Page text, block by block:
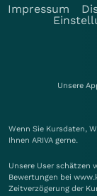
Impressum
Unsere
Wenn Sie Kursdaten,
Ihnen ARIVA gerne.
Unsere User schätzen
Bewertungen bei
Zeitverzögerung der